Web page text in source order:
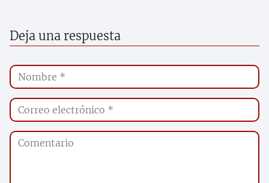
Deja una respuesta